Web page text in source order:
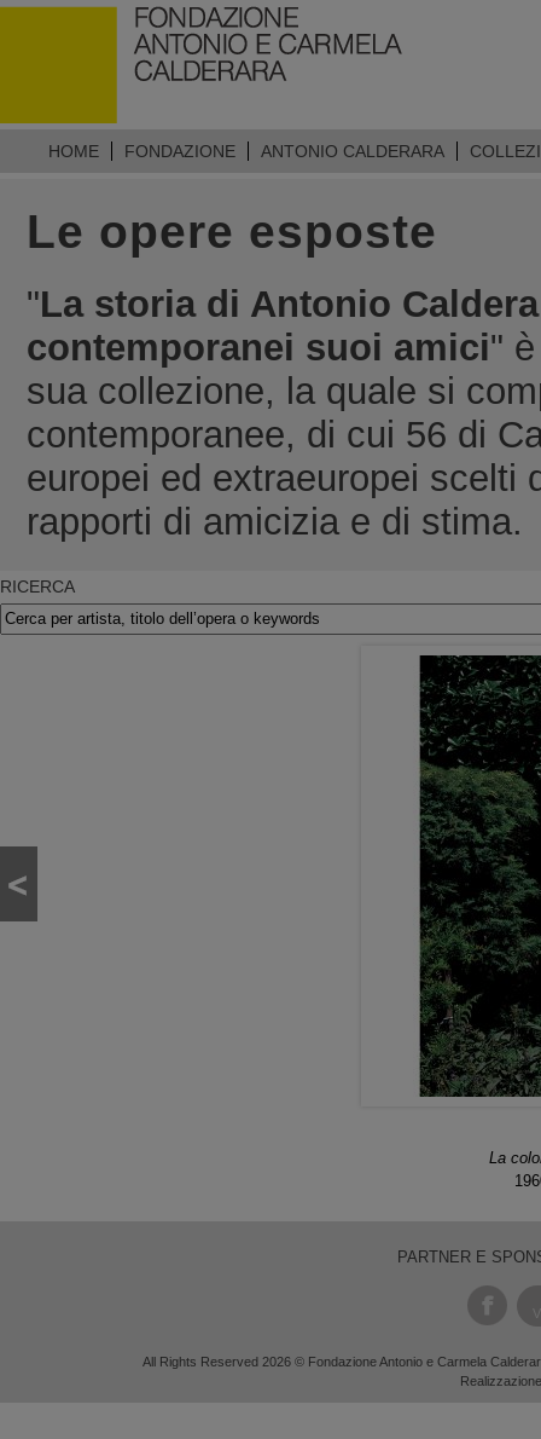
HOME FONDAZIONE ANTONIO CALDERARA
Le opere esposte
"La storia di Antonio
contemporanei suoi amici"
sua collezione, la quale si
contemporanee, di cui 56 di
europei ed extraeuropei scelti
rapporti di amicizia e di stima.
RICERCA
La
PARTNER E
All Rights Reserved 2026 © Fondazione Antonio e Carmela